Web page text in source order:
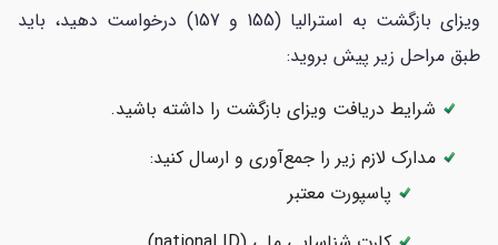
ویزای بازگشت به استرالیا (155 و 157) درخواست دهید، باید
طبق مراحل زیر پیش بروید:
شرایط دریافت ویزای بازگشت را داشته باشید.
مدارک لازم زیر را جمع‌آوری و ارسال کنید:
پاسپورت معتبر